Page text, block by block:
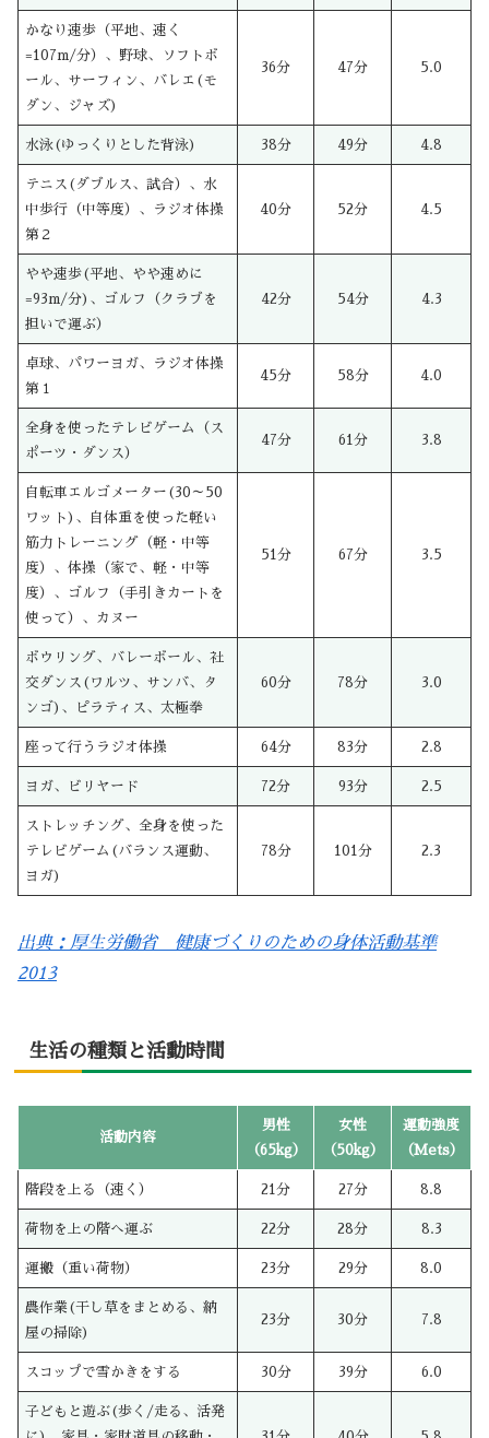
かなり速歩（平地、速く
=107m/分）、野球、ソフトボ
ール、サーフィン、バレエ(モ
ダン、ジャズ)
36分 47分 5.0
水泳(ゆっくりとした背泳) 38分 49分 4.8
テニス(ダブルス、試合）、水
中歩行（中等度）、ラジオ体操
第２
40分 52分 4.5
やや速歩(平地、やや速めに
=93m/分)、ゴルフ（クラブを
担いで運ぶ）
42分 54分 4.3
卓球、パワーヨガ、ラジオ体操
第１
45分 58分 4.0
全身を使ったテレビゲーム（ス
ポーツ・ダンス）
47分 61分 3.8
自転車エルゴメーター(30～50
ワット)、自体重を使った軽い
筋力トレーニング（軽・中等
度）、体操（家で、軽・中等
度）、ゴルフ（手引きカートを
使って）、カヌー
51分 67分 3.5
ボウリング、バレーボール、社
交ダンス(ワルツ、サンバ、タ
ンゴ)、ピラティス、太極拳
60分 78分 3.0
座って行うラジオ体操 64分 83分 2.8
ヨガ、ビリヤード 72分 93分 2.5
ストレッチング、全身を使った
テレビゲーム(バランス運動、
ヨガ)
78分 101分 2.3
出典：厚生労働省 健康づくりのための身体活動基準
2013
生活の種類と活動時間
活動内容
男性
（65kg）
女性
（50kg）
運動強度
（Mets）
階段を上る（速く） 21分 27分 8.8
荷物を上の階へ運ぶ 22分 28分 8.3
運搬（重い荷物） 23分 29分 8.0
農作業(干し草をまとめる、納
屋の掃除)
23分 30分 7.8
スコップで雪かきをする 30分 39分 6.0
子どもと遊ぶ(歩く/走る、活発